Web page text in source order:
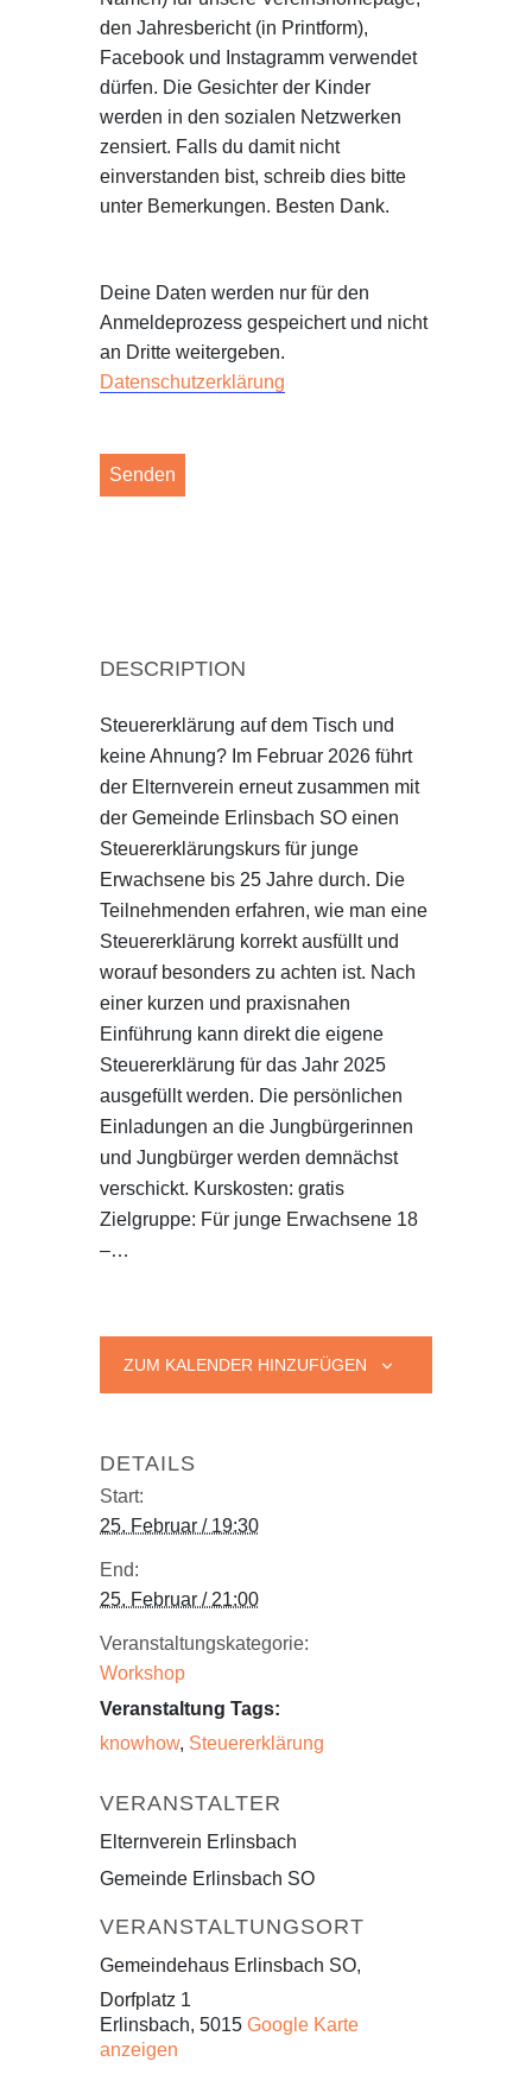
den Jahresbericht (in Printform),
Facebook und Instagramm verwendet
dürfen. Die Gesichter der Kinder
werden in den sozialen Netzwerken
zensiert. Falls du damit nicht
einverstanden bist, schreib dies bitte
unter Bemerkungen. Besten Dank.
Deine Daten werden nur für den
Anmeldeprozess gespeichert und nicht
an Dritte weitergeben.
Datenschutzerklärung
DESCRIPTION
Steuererklärung auf dem Tisch und
keine Ahnung? Im Februar 2026 führt
der Elternverein erneut zusammen mit
der Gemeinde Erlinsbach SO einen
Steuererklärungskurs für junge
Erwachsene bis 25 Jahre durch. Die
Teilnehmenden erfahren, wie man eine
Steuererklärung korrekt ausfüllt und
worauf besonders zu achten ist. Nach
einer kurzen und praxisnahen
Einführung kann direkt die eigene
Steuererklärung für das Jahr 2025
ausgefüllt werden. Die persönlichen
Einladungen an die Jungbürgerinnen
und Jungbürger werden demnächst
verschickt. Kurskosten: gratis
Zielgruppe: Für junge Erwachsene 18
–…
ZUM KALENDER HINZUFÜGEN
DETAILS
Start:
25. Februar / 19:30
End:
25. Februar / 21:00
Veranstaltungskategorie:
Workshop
Veranstaltung Tags:
knowhow, Steuererklärung
VERANSTALTER
Elternverein Erlinsbach
Gemeinde Erlinsbach SO
VERANSTALTUNGSORT
Gemeindehaus Erlinsbach SO,
Dorfplatz 1
Erlinsbach, 5015 Google Karte
anzeigen